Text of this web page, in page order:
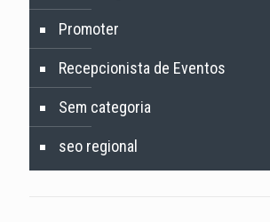
Promoter
Recepcionista de Eventos
Sem categoria
seo regional